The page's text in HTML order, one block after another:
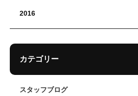
2016
カテゴリー
スタッフブログ